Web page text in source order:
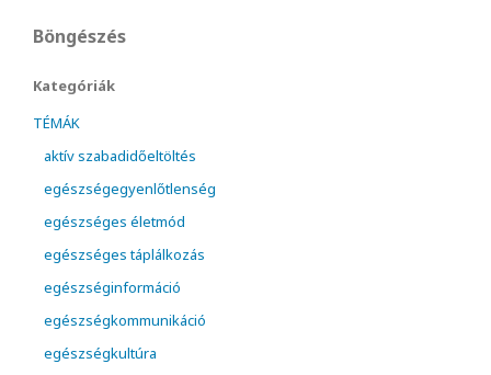
Böngészés
Kategóriák
TÉMÁK
aktív szabadidőeltöltés
egészségegyenlőtlenség
egészséges életmód
egészséges táplálkozás
egészséginformáció
egészségkommunikáció
egészségkultúra